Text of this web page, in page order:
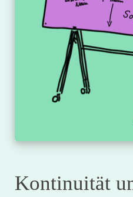
Kontinuität